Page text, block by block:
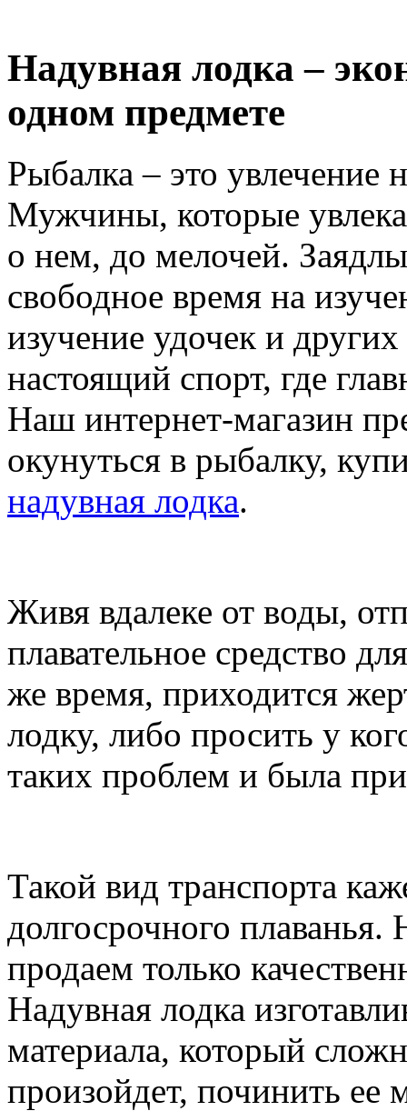
Надувная лодка –
одном предмете
Рыбалка – это увлечение
Мужчины, которые
о нем, до мелочей.
свободное время на
изучение удочек и
настоящий спорт, где
Наш интернет-магазин
окунуться в рыбалку,
надувная лодка.
Живя вдалеке от воды,
плавательное средство
же время, приходится
лодку, либо просить у
таких проблем и была
Такой вид транспорта
долгосрочного
продаем только
Надувная лодка
материала, который
произойдет, починить ее